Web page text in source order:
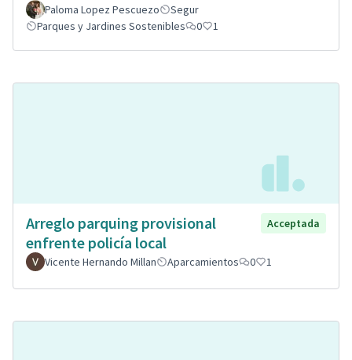
Paloma Lopez Pescuezo
Segur
Parques y Jardines Sostenibles
0 1
Arreglo parquing provisional
enfrente policía local
Acceptada
Vicente Hernando Millan Aparcamientos 0 1